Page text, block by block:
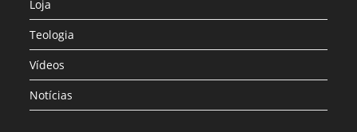
Loja
Teologia
Vídeos
Notícias